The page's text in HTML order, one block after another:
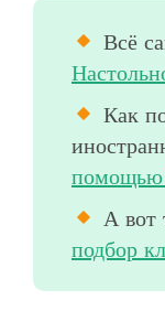
Всё
Как
А вот
подбор